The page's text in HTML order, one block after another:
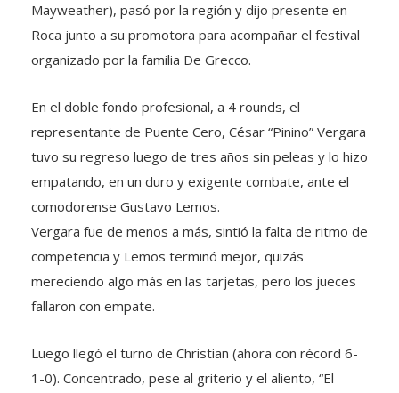
Mayweather), pasó por la región y dijo presente en
Roca junto a su promotora para acompañar el festival
organizado por la familia De Grecco.
En el doble fondo profesional, a 4 rounds, el
representante de Puente Cero, César “Pinino” Vergara
tuvo su regreso luego de tres años sin peleas y lo hizo
empatando, en un duro y exigente combate, ante el
comodorense Gustavo Lemos.
Vergara fue de menos a más, sintió la falta de ritmo de
competencia y Lemos terminó mejor, quizás
mereciendo algo más en las tarjetas, pero los jueces
fallaron con empate.
Luego llegó el turno de Christian (ahora con récord 6-
1-0). Concentrado, pese al griterio y el aliento, “El